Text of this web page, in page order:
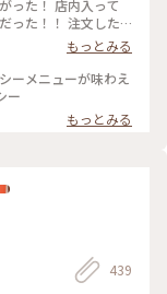
った！ 店内入って
った！！ 注文した
オライスは日本人
ドはちょい酸っぱめ
、ビビった。笑 全
寺 #ハンモック #
もっとみる
ーメニューが味わえ
ー
もっとみる
439